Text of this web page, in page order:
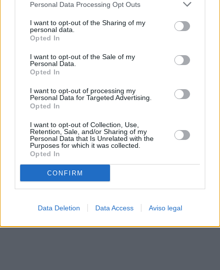
negar su consentimiento. Tenga en cuenta que algún
de su consentimiento, pero usted tiene el derecho de
rechazar tal procesamiento. Sus preferencias se aplicarán
cualquier momento entrando de nuevo en este sitio web o
visitando nuestra política de privacidad.
Personal Data Processing Opt Outs
I want to opt-out of the Sharing of my
personal data.
Opted In
I want to opt-out of the Sale of my
Personal Data.
Opted In
I want to opt-out of processing my
Personal Data for Targeted Advertising.
Opted In
I want to opt-out of Collection, Use,
Retention, Sale, and/or Sharing of my
Personal Data that Is Unrelated with the
Purposes for which it was collected.
Opted In
CONFIRM
Data Deletion Data Access Aviso legal